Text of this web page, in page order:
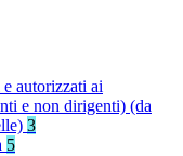
autorizzati ai
e non dirigenti) (da
3
5